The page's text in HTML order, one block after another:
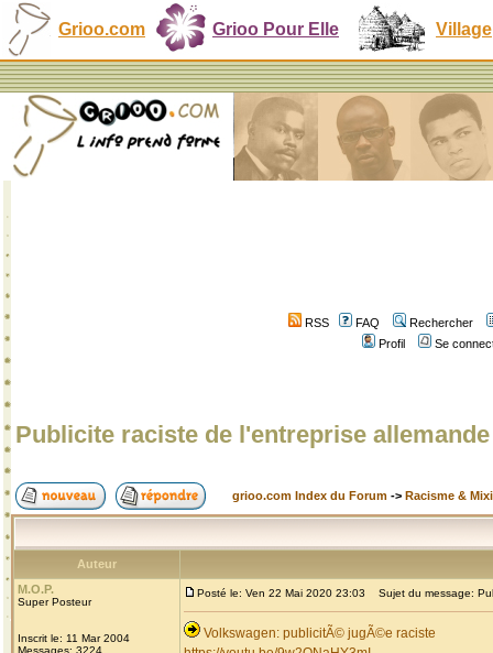
Grioo.com Grioo Pour Elle Village
RSS FAQ
Rechercher
Profil
Se
Publicite raciste de l'entreprise
grioo.com Index du Forum -> Racisme &
Auteur
M.O.P.
Super Posteur
Inscrit le: 11 Mar 2004
Messages: 3224
Posté le: Ven 22 Mai 2020 23:03 Sujet du message:
Volkswagen: publicitÃ© jugÃ©e raciste